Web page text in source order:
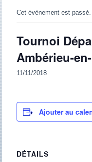
Cet évènement est passé.
Tournoi
Ambérieu-
11/11/2018
Ajouter au
DÉTAILS